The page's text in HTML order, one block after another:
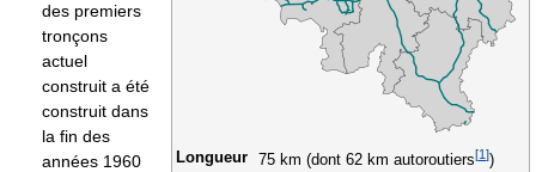
Longueur 75 km (dont 62 km autoroutiers[1])
des premiers
tronçons
actuel
construit a été
construit dans
la fin des
années 1960